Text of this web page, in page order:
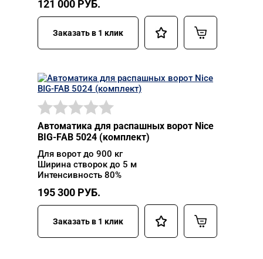
121 000 РУБ.
Заказать в 1 клик
Автоматика для распашных ворот Nice
BIG-FAB 5024 (комплект)
Для ворот до 900 кг
Ширина створок до 5 м
Интенсивность 80%
195 300 РУБ.
Заказать в 1 клик